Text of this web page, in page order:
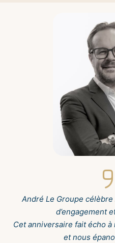
André Le Groupe
d’engagement
Cet anniversaire fait écho à
et nous